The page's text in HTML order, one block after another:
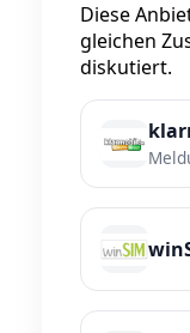
Diese
gleichen
diskutiert.